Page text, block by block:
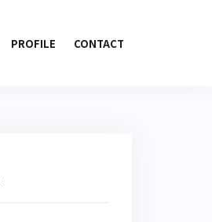
PROFILE CONTACT